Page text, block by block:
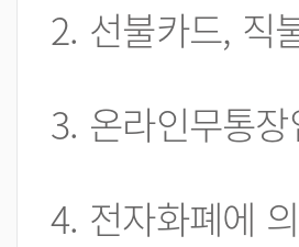
2. 선불카드, 직
3. 온라인무통
4. 전자화폐에